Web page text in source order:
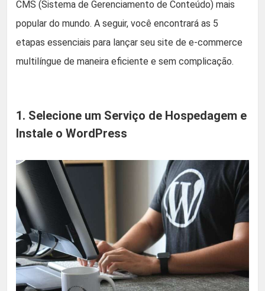
CMS (Sistema de Gerenciamento de Conteúdo) mais
popular do mundo. A seguir, você encontrará as 5
etapas essenciais para lançar seu site de e-commerce
multilíngue de maneira eficiente e sem complicação.
1. Selecione um Serviço de Hospedagem e
Instale o WordPress